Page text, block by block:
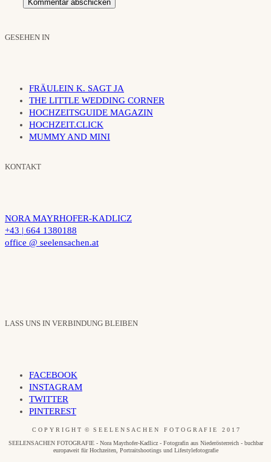
GESEHEN IN
FRÄULEIN K. SAGT JA
THE LITTLE WEDDING CORNER
HOCHZEITSGUIDE MAGAZIN
HOCHZEIT.CLICK
MUMMY AND MINI
KONTAKT
NORA MAYRHOFER-KADLICZ
+43 | 664 1380188
office @ seelensachen.at
LASS UNS IN VERBINDUNG BLEIBEN
FACEBOOK
INSTAGRAM
TWITTER
PINTEREST
C O P Y R I G H T © S E E L E N S A C H E N F O T O G R A F I E 2 0 1 7
SEELENSACHEN FOTOGRAFIE - Nora Mayrhofer-Kadlicz - Fotografin aus Niederösterreich - buchbar
europaweit für Hochzeiten, Portraitshootings und Lifestylefotografie